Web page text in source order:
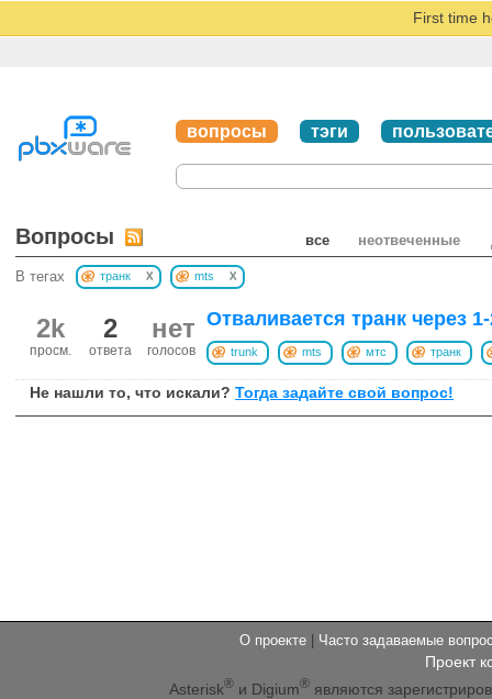
First time
вопросы тэги
все неотвеченные
Вопросы
В тегах транк x mts x
нет
голосов
2
ответа
2k
просм.
Отваливается транк через
trunk mts мтс транк
Не нашли то, что искали? Тогда задайте свой вопрос!
О проекте | Часто задаваемые
Проект
Asterisk®и Digium®являются